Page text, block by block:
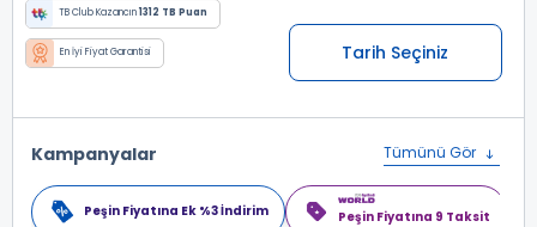
TB Club Kazancın1312 TB Puan
En İyi Fiyat Garantisi Tarih Seçiniz
Kampanyalar Tümünü Gör
Peşin Fiyatına Ek %3 İndirim Peşin Fiyatına 9 Taksit